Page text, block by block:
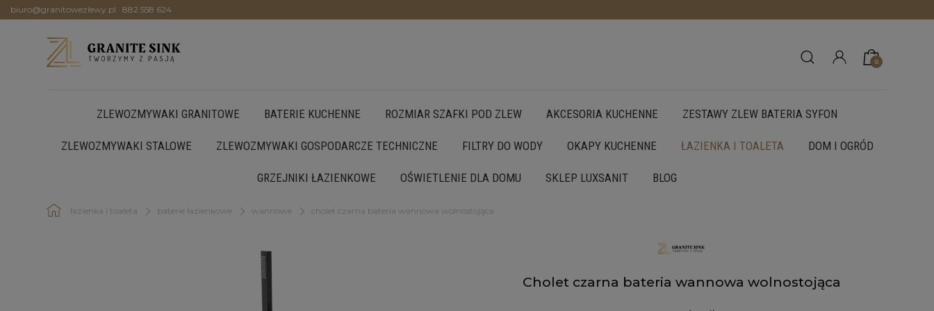
biuro@granitowezlewy.pl · 882 558 624
0
ZLEWOZMYWAKI GRANITOWE BATERIE KUCHENNE ROZMIAR SZAFKI POD ZLEW AKCESORIA KUCHENNE ZESTAWY ZLEW BATERIA SYFON
ZLEWOZMYWAKI STALOWE ZLEWOZMYWAKI GOSPODARCZE TECHNICZNE FILTRY DO WODY OKAPY KUCHENNE ŁAZIENKA I TOALETA DOM I OGRÓD
GRZEJNIKI ŁAZIENKOWE OŚWIETLENIE DLA DOMU SKLEP LUXSANIT BLOG
łazienka i toaleta baterie łazienkowe wannowe cholet czarna bateria wannowa wolnostojąca
Cholet czarna bateria wannowa wolnostojąca